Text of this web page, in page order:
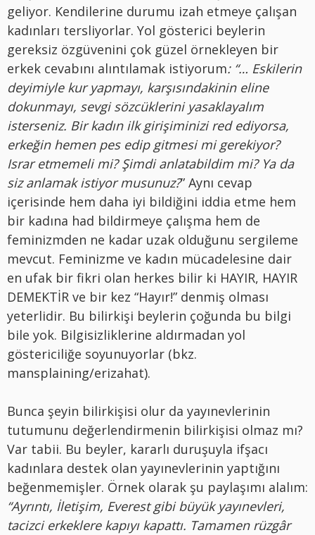
geliyor. Kendilerine durumu izah etmeye çalışan
kadınları tersliyorlar. Yol gösterici beylerin
gereksiz özgüvenini çok güzel örnekleyen bir
erkek cevabını alıntılamak istiyorum: “… Eskilerin
deyimiyle kur yapmayı, karşısındakinin eline
dokunmayı, sevgi sözcüklerini yasaklayalım
isterseniz. Bir kadın ilk girişiminizi red ediyorsa,
erkeğin hemen pes edip gitmesi mi gerekiyor?
Israr etmemeli mi? Şimdi anlatabildim mi? Ya da
siz anlamak istiyor musunuz?” Aynı cevap
içerisinde hem daha iyi bildiğini iddia etme hem
bir kadına had bildirmeye çalışma hem de
feminizmden ne kadar uzak olduğunu sergileme
mevcut. Feminizme ve kadın mücadelesine dair
en ufak bir fikri olan herkes bilir ki HAYIR, HAYIR
DEMEKTİR ve bir kez “Hayır!” denmiş olması
yeterlidir. Bu bilirkişi beylerin çoğunda bu bilgi
bile yok. Bilgisizliklerine aldırmadan yol
göstericiliğe soyunuyorlar (bkz.
mansplaining/erizahat).
Bunca şeyin bilirkişisi olur da yayınevlerinin
tutumunu değerlendirmenin bilirkişisi olmaz mı?
Var tabii. Bu beyler, kararlı duruşuyla ifşacı
kadınlara destek olan yayınevlerinin yaptığını
beğenmemişler. Örnek olarak şu paylaşımı alalım:
“Ayrıntı, İletişim, Everest gibi büyük yayınevleri,
tacizci erkeklere kapıyı kapattı. Tamamen rüzgâr